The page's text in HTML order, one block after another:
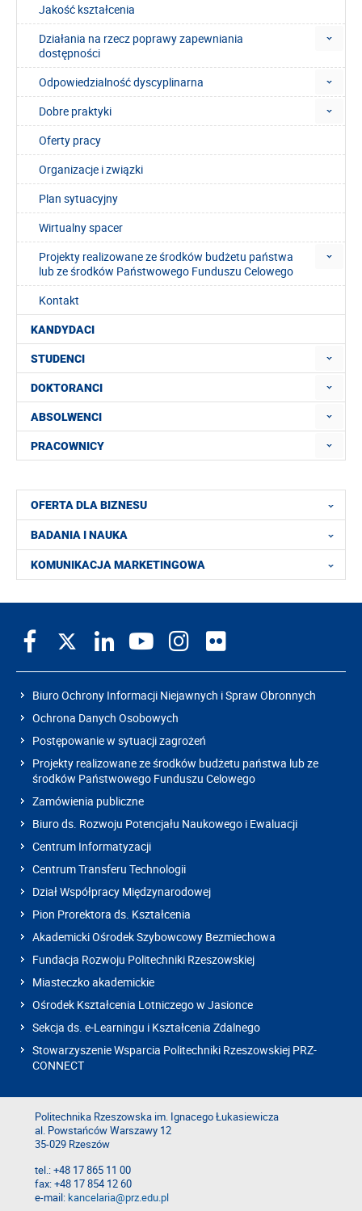
Jakość kształcenia
Działania na rzecz poprawy zapewniania
dostępności
Odpowiedzialność dyscyplinarna
Dobre praktyki
Oferty pracy
Organizacje i związki
Plan sytuacyjny
Wirtualny spacer
Projekty realizowane ze środków budżetu państwa
lub ze środków Państwowego Funduszu Celowego
Kontakt
KANDYDACI
STUDENCI
DOKTORANCI
ABSOLWENCI
PRACOWNICY
OFERTA DLA BIZNESU
BADANIA I NAUKA
KOMUNIKACJA MARKETINGOWA
Biuro Ochrony Informacji Niejawnych i Spraw Obronnych
Ochrona Danych Osobowych
Postępowanie w sytuacji zagrożeń
Projekty realizowane ze środków budżetu państwa lub ze
środków Państwowego Funduszu Celowego
Zamówienia publiczne
Biuro ds. Rozwoju Potencjału Naukowego i Ewaluacji
Centrum Informatyzacji
Centrum Transferu Technologii
Dział Współpracy Międzynarodowej
Pion Prorektora ds. Kształcenia
Akademicki Ośrodek Szybowcowy Bezmiechowa
Fundacja Rozwoju Politechniki Rzeszowskiej
Miasteczko akademickie
Ośrodek Kształcenia Lotniczego w Jasionce
Sekcja ds. e-Learningu i Kształcenia Zdalnego
Stowarzyszenie Wsparcia Politechniki Rzeszowskiej PRZ-
CONNECT
Politechnika Rzeszowska im. Ignacego Łukasiewicza
al. Powstańców Warszawy 12
35-029 Rzeszów
tel.: +48 17 865 11 00
fax: +48 17 854 12 60
e-mail:kancelaria@prz.edu.pl